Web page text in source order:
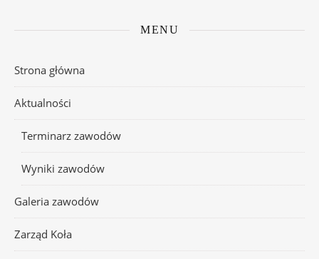
MENU
Strona główna
Aktualności
Terminarz zawodów
Wyniki zawodów
Galeria zawodów
Zarząd Koła